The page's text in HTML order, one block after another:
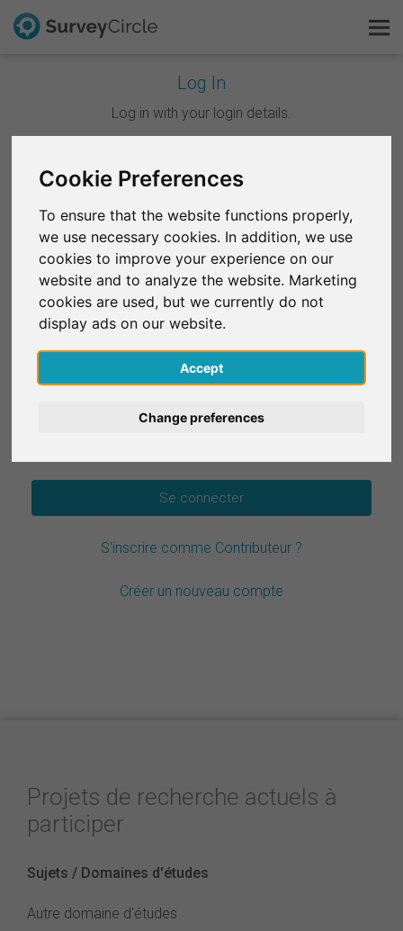
Cookie Preferences
To ensure that the website functions properly,
we use necessary cookies. In addition, we use
cookies to improve your experience on our
website and to analyze the website. Marketing
cookies are used, but we currently do not
display ads on our website.
Accept
Change preferences
Log In
Log in with your login details.
Continuer avec Google
Continuer avec Facebook
OU
E-mail*
Mot de passe*
S'inscrire comme Contributeur ?
Créer un nouveau compte
Projets de recherche actuels à
participer
Sujets / Domaines d'études
Autre domaine d'études
C'est SurveyCircle
FAQ
S'inscrire gratuitement
S'inscrire
English
Deutsch
Español
Italiano